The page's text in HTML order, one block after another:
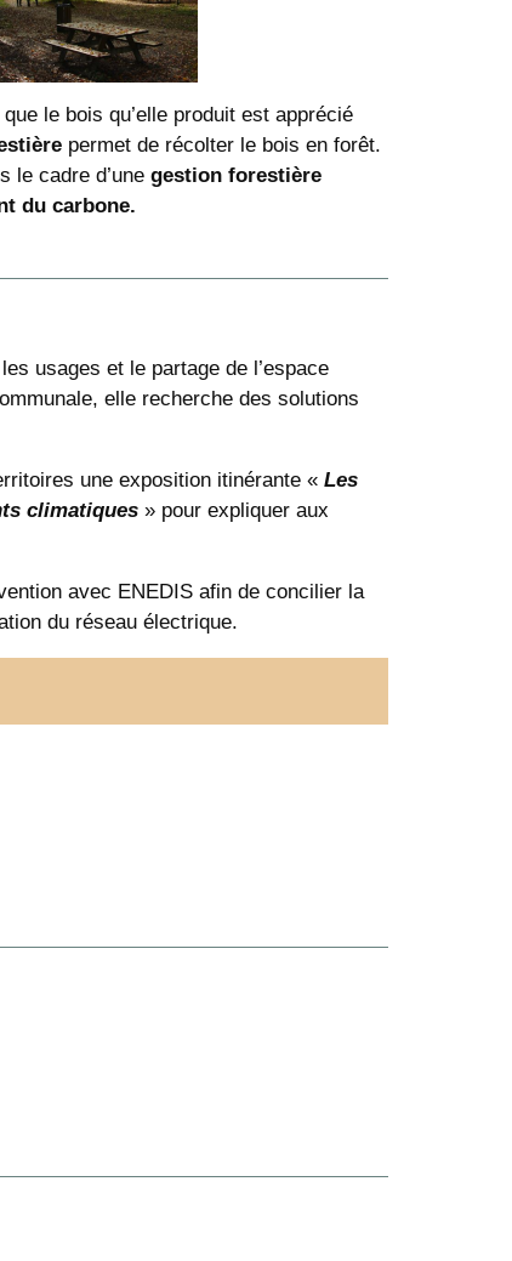
le bois qu’elle produit est apprécié
permet de récolter le bois en forêt.
le cadre d’une gestion forestière
du carbone.
usages et le partage de l’espace
elle recherche des solutions
une exposition itinérante « Les
climatiques » pour expliquer aux
avec ENEDIS afin de concilier la
du réseau électrique.